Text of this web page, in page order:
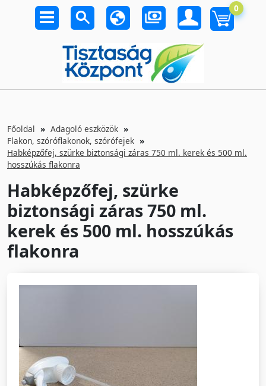
0
Főoldal
Adagoló eszközök
Flakon, szóróflakonok, szórófejek
Habképzőfej, szürke biztonsági záras 750 ml. kerek és 500 ml.
hosszúkás flakonra
Habképzőfej, szürke
biztonsági záras 750 ml.
kerek és 500 ml. hosszúkás
flakonra